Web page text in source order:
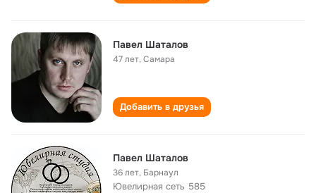
Павел Шаталов
47 лет,Самара
Добавить в друзья
Павел Шаталов
36 лет, Барнаул
Ювелирная сеть 585